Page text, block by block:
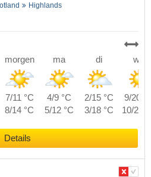
Highlands
morgen ma di wo
7/11 °C 4/9 °C 2/15 °C
9/20
8/14 °C 5/12 °C 3/18 °C 10/23
Details